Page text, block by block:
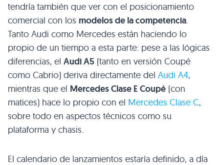
tendría también que ver con el posicionamiento
comercial con los modelos de la competencia.
Tanto Audi como Mercedes están haciendo lo
propio de un tiempo a esta parte: pese a las lógicas
diferencias, el Audi A5 (tanto en versión Coupé
como Cabrio) deriva directamente del Audi A4,
mientras que el Mercedes Clase E Coupé (con
matices) hace lo propio con el Mercedes Clase C,
sobre todo en aspectos técnicos como su
plataforma y chasis.
El calendario de lanzamientos estaría definido, a día